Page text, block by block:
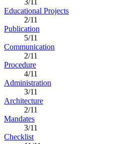
3/11
Educational Projects
2/11
Publication
5/11
Communication
2/11
Procedure
4/11
Administration
3/11
Architecture
2/11
Mandates
3/11
Checklist